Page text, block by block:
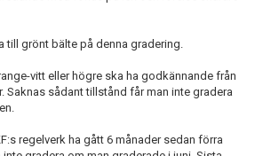
till grönt bälte på denna gradering.
vitt eller högre ska ha godkännande från
Saknas sådant tillstånd får man inte gradera
regelverk ha gått 6 månader sedan förra